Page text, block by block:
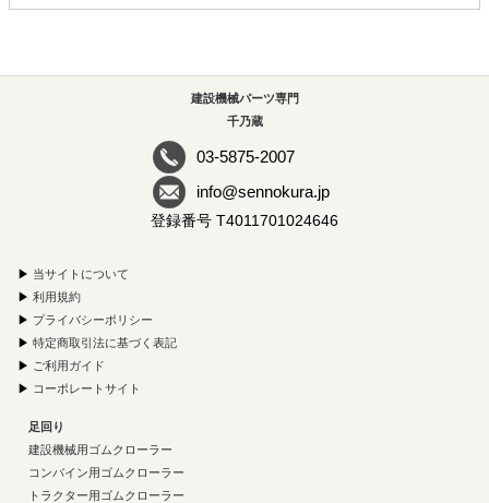
建設機械パーツ専門
千乃蔵
03-5875-2007
info@sennokura.jp
登録番号 T4011701024646
▶ 当サイトについて
▶ 利用規約
▶ プライバシーポリシー
▶ 特定商取引法に基づく表記
▶ ご利用ガイド
▶ コーポレートサイト
足回り
建設機械用ゴムクローラー
コンバイン用ゴムクローラー
トラクター用ゴムクローラー